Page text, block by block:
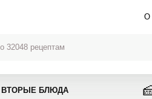
О
ВТОРЫЕ БЛЮДА